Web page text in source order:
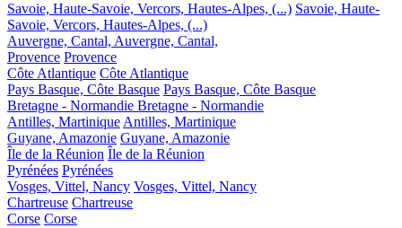
Savoie, Haute-Savoie, Vercors, Hautes-Alpes, (...) Savoie, Haute-
Savoie, Vercors, Hautes-Alpes, (...)
Auvergne, Cantal, Auvergne, Cantal,
Provence Provence
Côte Atlantique Côte Atlantique
Pays Basque, Côte Basque Pays Basque, Côte Basque
Bretagne - Normandie Bretagne - Normandie
Antilles, MartiniqueAntilles, Martinique
Guyane, Amazonie Guyane, Amazonie
Île de la Réunion Île de la Réunion
Pyrénées Pyrénées
Vosges, Vittel, Nancy Vosges, Vittel, Nancy
Chartreuse Chartreuse
Corse Corse